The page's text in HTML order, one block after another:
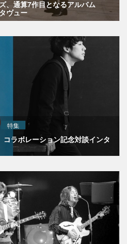
、通算7作目となるアルバム
ヴュー
特集
ラボレーション記念対談インタ